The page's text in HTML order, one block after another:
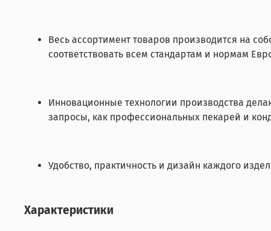
Весь ассортимент товаров производится на
соответствовать всем стандартам и нормам
Инновационные технологии производства
запросы, как профессиональных пекарей и
Удобство, практичность и дизайн каждого
Характеристики